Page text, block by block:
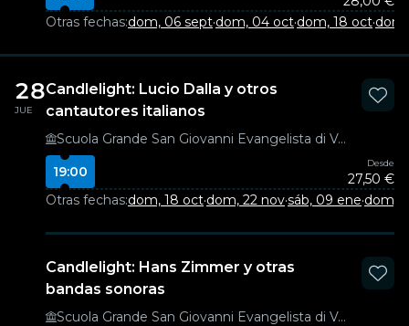
Otras fechas:dom, 06 sept·dom, 04 oct·dom, 18 oct·
28
JUE
Candlelight: Lucio Dalla y otros
cantautores italianos
Scuola Grande San Giovanni Evangelista di Venezia
19:00
Desde
27,50 €
Otras fechas:dom, 18 oct·dom, 22 nov·sáb, 09 ene·dom,
Candlelight: Hans Zimmer y otras
bandas sonoras
Scuola Grande San Giovanni Evangelista di Venezia